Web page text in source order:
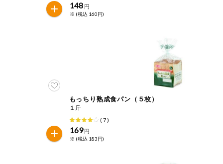
落花生 えび
カシューナッツ
マカダミアナッツ
、ご使用前には必ず商品パッケージの表示をご確認ください。
報提供のあった範囲でのお知らせです。
148 円
※ (税込 160円)
もっちり熟成食パン（５枚）
１斤
( 7)
169 円
※ (税込 183円)